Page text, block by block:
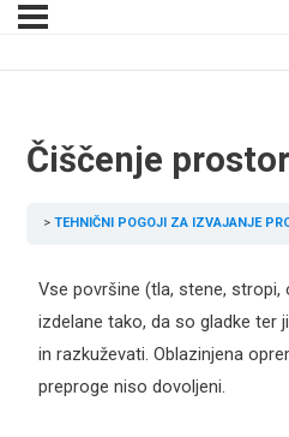
Čiščenje
TEHNIČNI POGOJI ZA IZVAJANJE
Vse površine (tla, stene,
izdelane tako, da so gladke ter
in razkuževati. Oblazinjena
preproge niso dovoljeni.